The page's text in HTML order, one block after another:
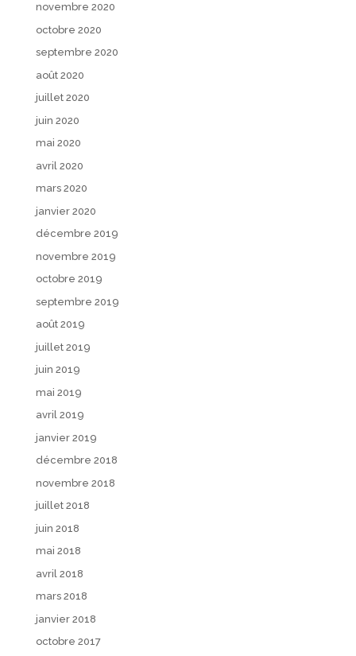
novembre 2020
octobre 2020
septembre 2020
août 2020
juillet 2020
juin 2020
mai 2020
avril 2020
mars 2020
janvier 2020
décembre 2019
novembre 2019
octobre 2019
septembre 2019
août 2019
juillet 2019
juin 2019
mai 2019
avril 2019
janvier 2019
décembre 2018
novembre 2018
juillet 2018
juin 2018
mai 2018
avril 2018
mars 2018
janvier 2018
octobre 2017